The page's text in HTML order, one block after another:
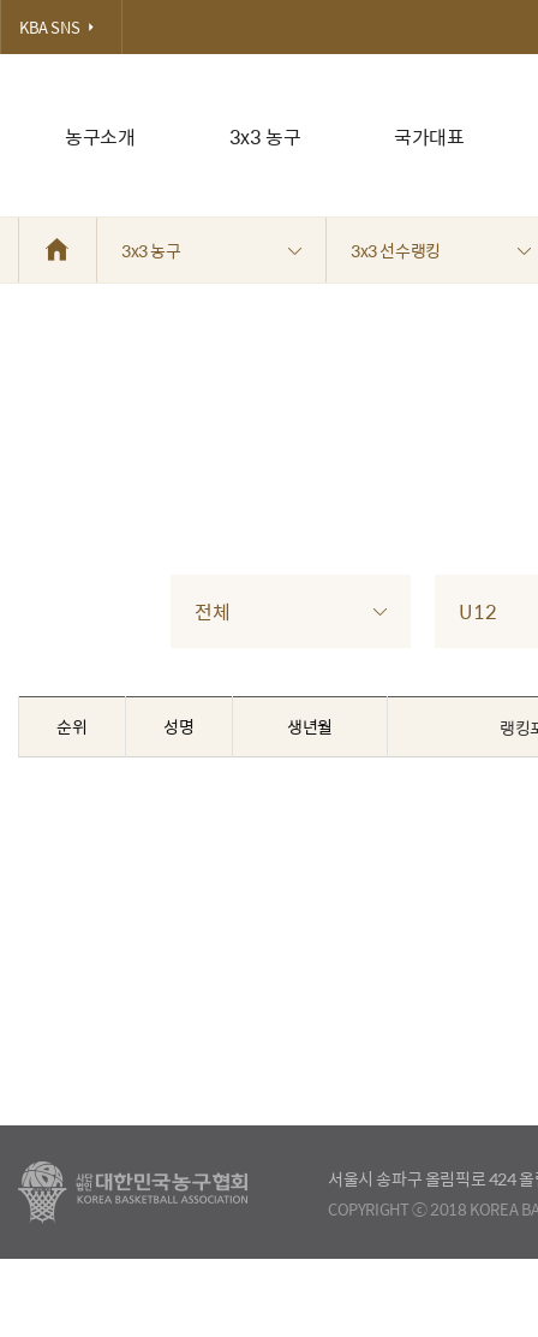
농구소개 3x3 농구 국가대표
KBA SNS
3x3 농구 3x3 선수랭킹
전체 U12
순위 성명 생년월 랭킹
서울시 송파구 올림픽로 424
COPYRIGHT ⓒ 2018 KOREA